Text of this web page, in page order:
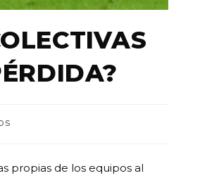
propias de los equipos al